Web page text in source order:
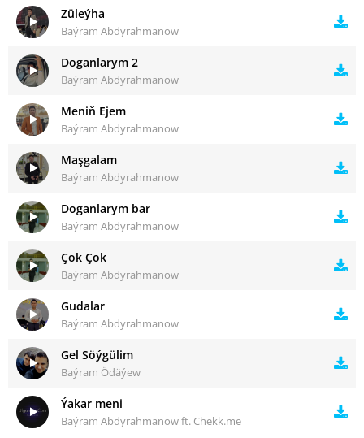
Züleýha
Baýram Abdyrahmanow
Doganlarym 2
Baýram Abdyrahmanow
Meniň Ejem
Baýram Abdyrahmanow
Maşgalam
Baýram Abdyrahmanow
Doganlarym bar
Baýram Abdyrahmanow
Çok Çok
Baýram Abdyrahmanow
Gudalar
Baýram Abdyrahmanow
Gel Söýgülim
Baýram Ödäýew
Ýakar meni
Baýram Abdyrahmanow ft. Chekk.me